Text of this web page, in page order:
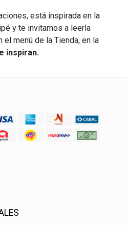
está inspirada en la
y te invitamos a leerla
menú de la Tienda, en la
inspiran.